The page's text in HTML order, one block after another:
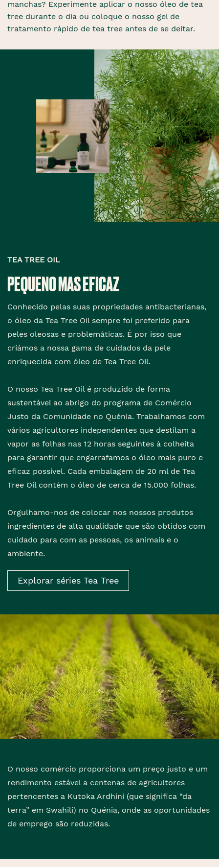
manchas? Experimente aplicar o nosso óleo de tea
tree durante o dia ou coloque o nosso gel de
tratamento rápido de tea tree antes de se deitar.
TEA TREE OIL
PEQUENO MAS EFICAZ
Conhecido pelas suas propriedades antibacterianas,
o óleo da Tea Tree Oil sempre foi preferido para
peles oleosas e problemáticas. É por isso que
criámos a nossa gama de cuidados da pele
enriquecida com óleo de Tea Tree Oil.
O nosso Tea Tree Oil é produzido de forma
sustentável ao abrigo do programa de Comércio
Justo da Comunidade no Quénia. Trabalhamos com
vários agricultores independentes que destilam a
vapor as folhas nas 12 horas seguintes à colheita
para garantir que engarrafamos o óleo mais puro e
eficaz possível. Cada embalagem de 20 ml de Tea
Tree Oil contém o óleo de cerca de 15.000 folhas.
Orgulhamo-nos de colocar nos nossos produtos
ingredientes de alta qualidade que são obtidos com
cuidado para com as pessoas, os animais e o
ambiente.
Explorar séries Tea Tree
O nosso comércio proporciona um preço justo e um
rendimento estável a centenas de agricultores
pertencentes a Kutoka Ardhini (que significa “da
terra” em Swahili) no Quénia, onde as oportunidades
de emprego são reduzidas.